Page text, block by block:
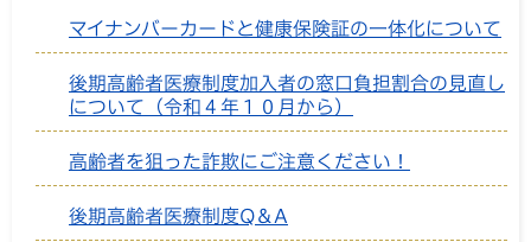
マイナンバーカードと健康保険証の一体化について
後期高齢者医療制度加入者の窓口負担割合の見直し
について（令和４年１０月から）
高齢者を狙った詐欺にご注意ください！
後期高齢者医療制度Q＆A